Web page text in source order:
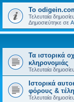
Το
Τελευταία
Δημοσιεύτηκε σε
Τα ιστορικά
κληρονομιάς
Τελευταία
Ιστορικά
φόρους &
Τελευταία